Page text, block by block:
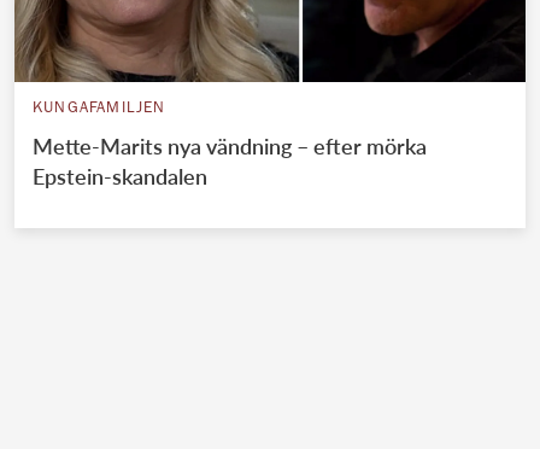
KUNGAFAMILJEN
Mette-Marits nya vändning – efter mörka
Epstein-skandalen